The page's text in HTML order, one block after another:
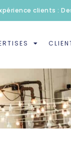
clients :